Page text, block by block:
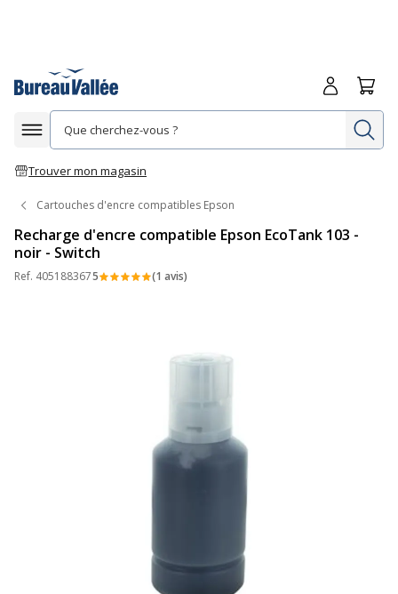
Afficher la navigation
Trouver mon magasin
Me
Cartouches d'encre compatibles Epson
Recharge d'encre compatible Epson EcoTank 103 -
noir - Switch
Ref. 4051883675 (1 avis)